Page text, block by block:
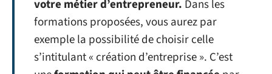
votre métier d’entrepreneur. Dans les
formations proposées, vous aurez par
exemple la possibilité de choisir celle
s’intitulant « création d’entreprise ». C’est